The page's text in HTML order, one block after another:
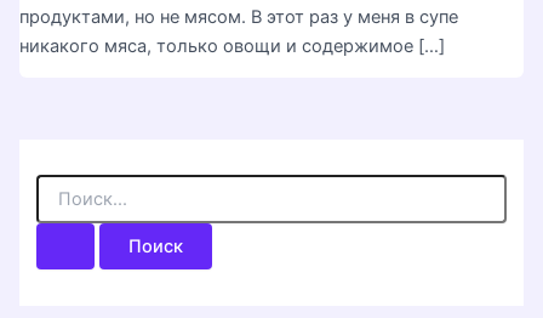
продуктами, но не мясом. В этот раз у меня в супе
никакого мяса, только овощи и содержимое […]
П
и